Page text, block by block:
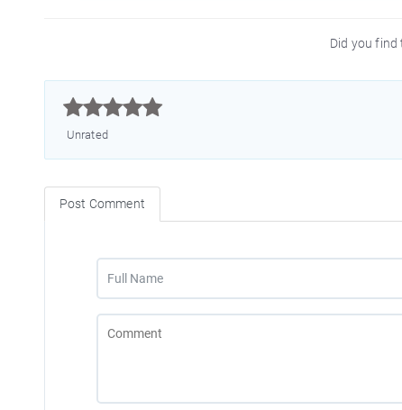
Did you find



Unrated
Post Comment